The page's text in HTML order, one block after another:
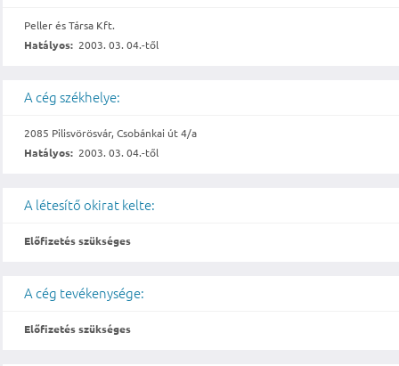
Peller és Társa Kft.
Hatályos: 2003. 03. 04.-től
A cég székhelye:
2085 Pilisvörösvár, Csobánkai út 4/a
Hatályos: 2003. 03. 04.-től
A létesítő okirat kelte:
Előfizetés szükséges
A cég tevékenysége:
Előfizetés szükséges